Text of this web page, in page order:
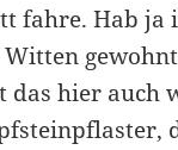
fahre. Hab
Witten
hier auch